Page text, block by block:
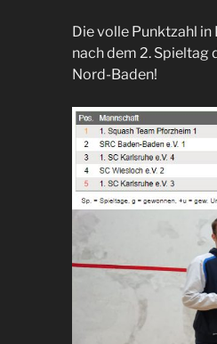
Die volle Punktzahl
nach dem 2. Spieltag
Nord-Baden!